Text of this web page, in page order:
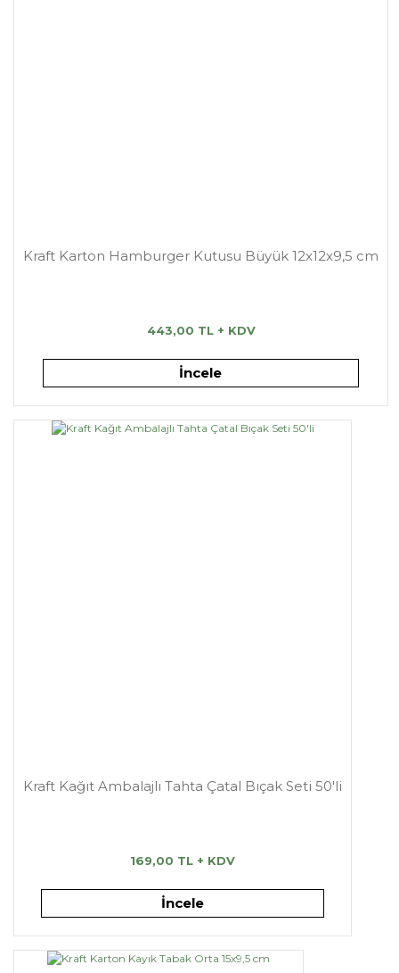
Kraft Karton Hamburger Kutusu Büyük 12x12x9,5 cm
443,00 TL + KDV
İncele
Kraft Kağıt Ambalajlı Tahta Çatal Bıçak Seti 50'li
169,00 TL + KDV
İncele